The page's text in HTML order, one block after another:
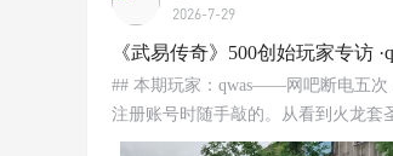
2026-7-29
《武易传奇》500创始玩家专访
## 本期玩家：qwas——网吧断电五
注册账号时随手敲的。从看到火龙套